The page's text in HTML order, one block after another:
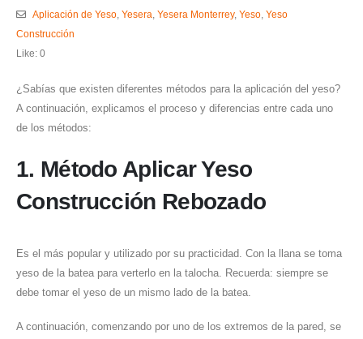
Aplicación de Yeso, Yesera Yesera Monterrey, Yeso, Yeso
Construcción
Like: 0
¿Sabías que existen diferentes métodos para la aplicación del yeso?
A continuación, explicamos el proceso y diferencias entre cada uno
de los métodos:
1. Método Aplicar Yeso
Construcción Rebozado
Es el más popular y utilizado por su practicidad. Con la llana se toma
yeso de la batea para verterlo en la talocha. Recuerda: siempre se
debe tomar el yeso de un mismo lado de la batea.
A continuación, comenzando por uno de los extremos de la pared, se